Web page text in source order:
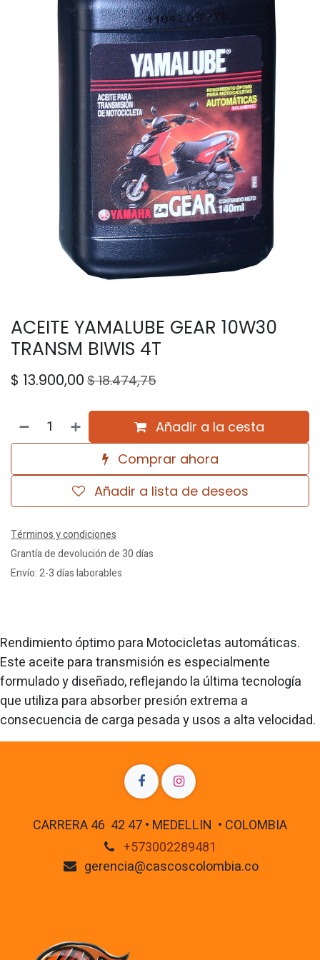
ACEITE YAMALUBE GEAR 10W30
TRANSM BIWIS 4T
$ 13.900,00 $18.474,75
Añadir a la cesta
Comprar ahora
Añadir a lista de deseos
Términos y condiciones
Grantía de devolución de 30 días
Envío: 2-3 días laborables
Rendimiento óptimo para Motocicletas automáticas.
Este aceite para transmisión es especialmente
formulado y diseñado, reflejando la última tecnología
que utiliza para absorber presión extrema a
consecuencia de carga pesada y usos a alta velocidad.
CARRERA 46 42 47 • MEDELLIN • COLOMBIA
+573002289481
gerencia@cascoscolombia.co